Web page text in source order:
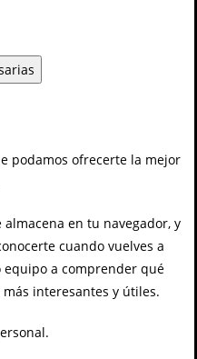
podamos ofrecerte la mejor
en tu navegador, y
cuando vuelves a
a comprender qué
interesantes y útiles.